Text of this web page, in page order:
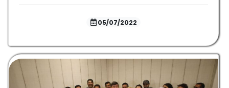
05/07/2022